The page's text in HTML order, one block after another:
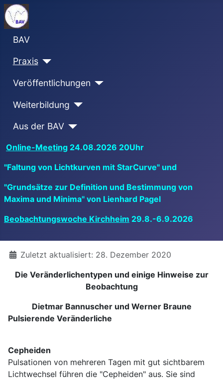
BAV
Praxis
Veröffentlichungen
Weiterbildung
Aus der BAV
Online-Meeting 24.08.2026 20Uhr
"Faltung von Lichtkurven mit StarCurve" und
"Grundsätze zur Definition und Bestimmung von
Maxima und Minima" von Lienhard Pagel
Beobachtungswoche Kirchheim 29.8.-6.9.2026
DetailsZuletzt aktualisiert: 28. Dezember 2020
Die Veränderlichentypen und einige Hinweise zur
Beobachtung
Dietmar Bannuscher und Werner Braune
Pulsierende Veränderliche
Cepheiden
Pulsationen von mehreren Tagen mit gut sichtbarem
Lichtwechsel führen die "Cepheiden" aus. Sie sind